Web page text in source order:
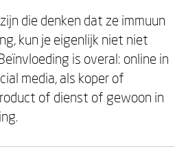
die denken dat ze immuun
kun je eigenlijk niet niet
is overal: online in
media, als koper of
of dienst of gewoon in